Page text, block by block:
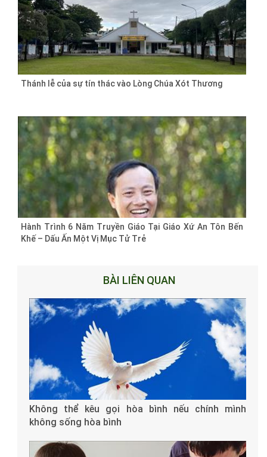
Thánh lễ của sự tín thác vào Lòng Chúa Xót Thương
Hành Trình 6 Năm Truyền Giáo Tại Giáo Xứ An Tôn Bến
Khế – Dấu Ấn Một Vị Mục Tử Trẻ
BÀI LIÊN QUAN
Không thể kêu gọi hòa bình nếu chính mình
không sống hòa bình